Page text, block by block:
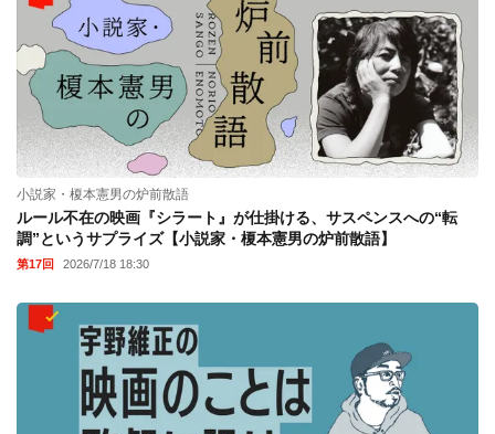
小説家・榎本憲男の炉前散語
ルール不在の映画『シラート』が仕掛ける、サスペンスへの“転
調”というサプライズ【小説家・榎本憲男の炉前散語】
第17回 2026/7/18 18:30